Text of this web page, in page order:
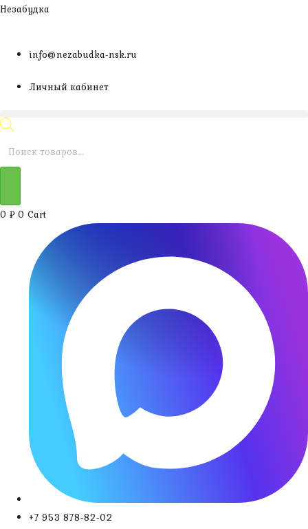
Перейти
Незабудка
info@nezabudka-nsk.ru
Личный кабинет
Поиск
0 ₽ 0 Cart
+7 953 878-82-02